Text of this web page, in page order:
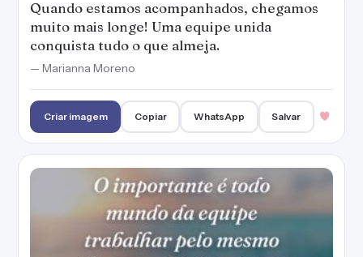
Quando estamos acompanhados, chegamos
muito mais longe! Uma equipe unida
conquista tudo o que almeja.
— Marianna Moreno
Criar imagem Copiar WhatsApp Salvar